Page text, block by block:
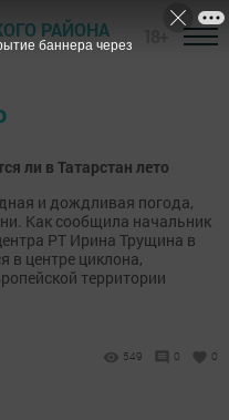
РАЙОНА
ли в Татарстан лето
и дождливая погода,
Как сообщила начальник
РТ Ирина Трущина в
в центре циклона,
территории
549 0 0
баннера через